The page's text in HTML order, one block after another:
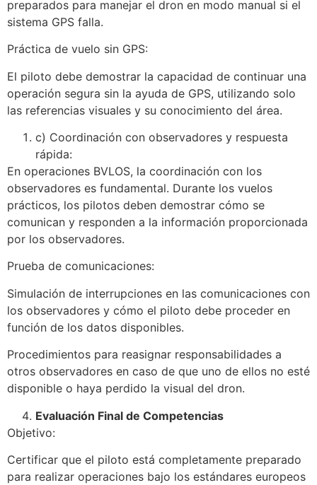
preparados para manejar el dron en modo manual si el
sistema GPS falla.
Práctica de vuelo sin GPS:
El piloto debe demostrar la capacidad de continuar una
operación segura sin la ayuda de GPS, utilizando solo
las referencias visuales y su conocimiento del área.
c) Coordinación con observadores y respuesta
rápida:
En operaciones BVLOS, la coordinación con los
observadores es fundamental. Durante los vuelos
prácticos, los pilotos deben demostrar cómo se
comunican y responden a la información proporcionada
por los observadores.
Prueba de comunicaciones:
Simulación de interrupciones en las comunicaciones con
los observadores y cómo el piloto debe proceder en
función de los datos disponibles.
Procedimientos para reasignar responsabilidades a
otros observadores en caso de que uno de ellos no esté
disponible o haya perdido la visual del dron.
Evaluación Final de Competencias
Objetivo:
Certificar que el piloto está completamente preparado
para realizar operaciones bajo los estándares europeos